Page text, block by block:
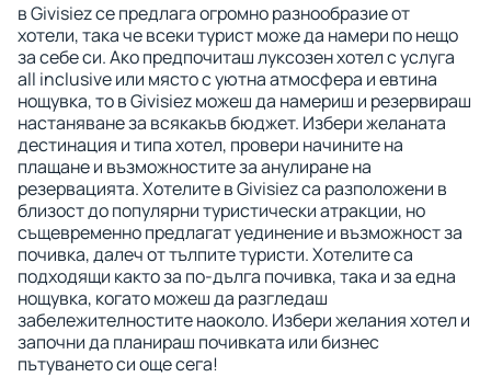
в Givisiez се предлага огромно разнообразие от
хотели, така че всеки турист може да намери по нещо
за себе си. Ако предпочиташ луксозен хотел с услуга
all inclusive или място с уютна атмосфера и евтина
нощувка, то в Givisiez можеш да намериш и резервираш
настаняване за всякакъв бюджет. Избери желаната
дестинация и типа хотел, провери начините на
плащане и възможностите за анулиране на
резервацията. Хотелите в Givisiez са разположени в
близост до популярни туристически атракции, но
същевременно предлагат уединение и възможност за
почивка, далеч от тълпите туристи. Хотелите са
подходящи както за по-дълга почивка, така и за една
нощувка, когато можеш да разгледаш
забележителностите наоколо. Избери желания хотел и
започни да планираш почивката или бизнес
пътуването си още сега!